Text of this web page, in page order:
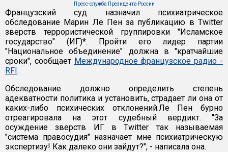
Пресс-служба Президента России
Французский суд назначил психиатрическое
обследование Марин Ле Пен за публикацию в Twitter
зверств террористической группировки "Исламское
государство" (ИГ)*. Пройти его лидер партии
"Национальное объединение" должна в "кратчайшие
сроки", сообщает Международное французское радио -
RFI.
Обследование должно определить степень
адекватности политика и установить, страдает ли она от
каких-либо психических отклонений.Ле Пен бурно
отреагировала на этот судебный вердикт. "За
осуждение зверств ИГ в Twitter так называемая
"система правосудия" назначает мне психиатрическую
экспертизу! Как далеко они зайдут?", - написала она.